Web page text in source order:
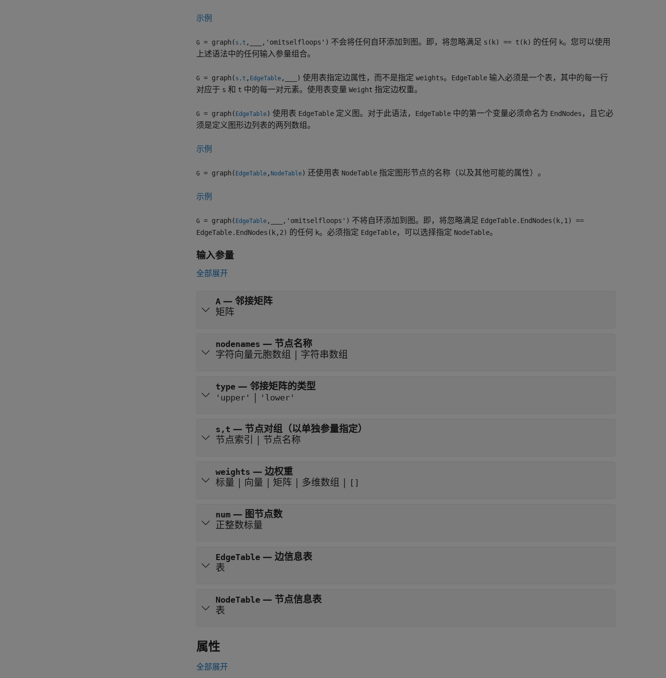
示例
G = graph( s,t , ,'omitselfloops') 不会将任何自环添加到图。即，将忽略满足 s(k) == t(k) 的任何 k。您可以使用
上述语法中的任何输入参量组合。
G = graph( s,t , EdgeTable , ) 使用表指定边属性，而不是指定 weights。 EdgeTable 输入必须是一个表，其中的每一行
对应于 s 和 t 中的每一对元素。使用表变量 Weight 指定边权重。
G = graph( EdgeTable) 使用表 EdgeTable 定义图。对于此语法， EdgeTable 中的第一个变量必须命名为 EndNodes ，且它必
须是定义图形边列表的两列数组。
示例
G = graph( EdgeTable , NodeTable) 还使用表 NodeTable 指定图形节点的名称（以及其他可能的属性）。
示例
G = graph( EdgeTable , ,'omitselfloops') 不将自环添加到图。即，将忽略满足 EdgeTable.EndNodes(k,1) ==
EdgeTable.EndNodes(k,2) 的任何 k。必须指定 EdgeTable，可以选择指定 NodeTable。
输入参量
全部展开
A — 邻接矩阵
矩阵
nodenames — 节点名称
字符向量元胞数组 | 字符串数组
type — 邻接矩阵的类型
'upper' | 'lower'
s,t — 节点对组（以单独参量指定）
节点索引 | 节点名称
weights —边权重
标量 | 向量 | 矩阵 | 多维数组 | []
num — 图节点数
正整数标量
EdgeTable —边信息表
表
NodeTable — 节点信息表
表
属性
全部展开